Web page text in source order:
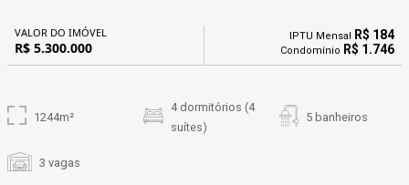
VALOR DO IMÓVEL
R$ 5.300.000
IPTU Mensal R$ 184
Condomínio R$ 1.746
1244m²
4 dormitórios (4
suítes)
5 banheiros
3 vagas